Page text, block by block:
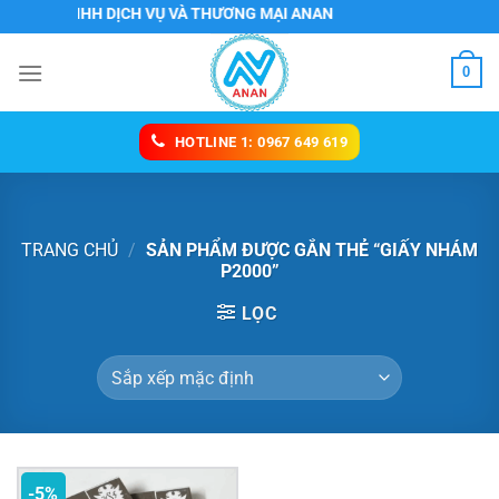
đến
nội
TY TNHH DỊCH VỤ VÀ THƯƠNG MẠI ANAN
0
HOTLINE 1: 0967 649 619
TRANG CHỦ / SẢN PHẨM ĐƯỢC GẮN THẺ “GIẤY NHÁM
P2000”
LỌC
-5%